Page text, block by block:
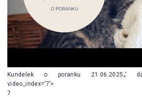
Kundelek o poranku 21.06.2025„’
video_index=’7’>
7